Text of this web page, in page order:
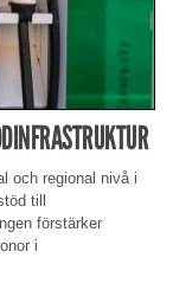
och regional nivå i
till
förstärker
i